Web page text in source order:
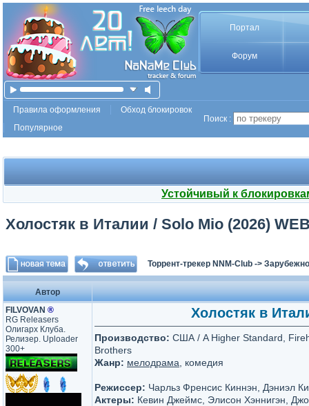
Портал
Форум
Правила оформления
Обход блокировок
Популярное
Поиск :
Устойчивый к
Холостяк в Италии / Solo Mio (2026)
Торрент-трекер NNM-Club ->
Автор
FILVOVAN ®
RG Releasers
Олигарх Клуба.
Релизер. Uploader
300+
Холостяк в
Производство: США / A Higher Standard,
Brothers
Жанр: мелодрама , комедия
Режиссер: Чарльз Френсис Киннэн, Дэниэл
Актеры: Кевин Джеймс, Элисон Хэннигэн,